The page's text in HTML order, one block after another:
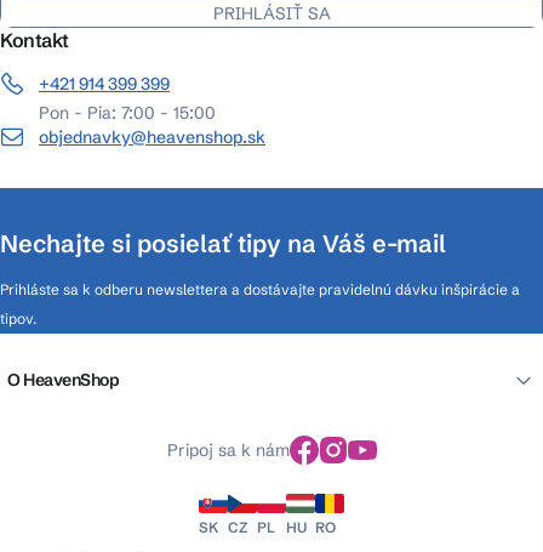
PRIHLÁSIŤ SA
Kontakt
+421 914 399 399
Pon - Pia: 7:00 - 15:00
objednavky@heavenshop.sk
Nechajte si posielať tipy na Váš e-mail
Prihláste sa k odberu newslettera a dostávajte pravidelnú dávku inšpirácie a
tipov.
O HeavenShop
Pripoj sa k nám
SK CZ PL HU RO